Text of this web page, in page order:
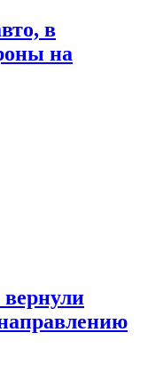
в
на
вернули